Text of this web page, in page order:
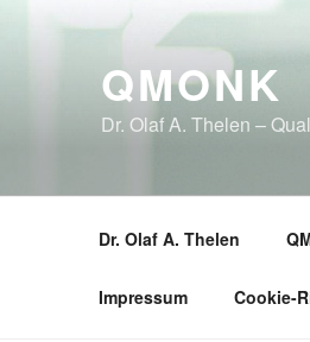
QMONK
Dr. Olaf A. Thelen –
Dr. Olaf A. Thelen
Impressum Cookie-